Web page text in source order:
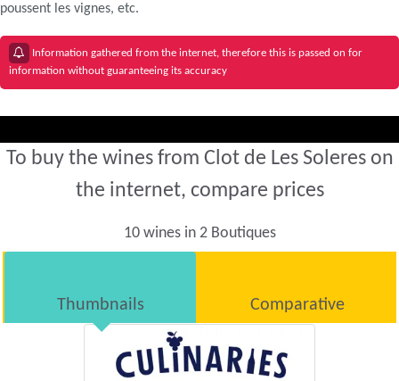
poussent les vignes, etc.
Information gathered from the internet, therefore this is passed on for
information without guaranteeing its accuracy
To buy the wines from Clot de Les Soleres on
the internet, compare prices
10 wines in 2 Boutiques
Thumbnails Comparative